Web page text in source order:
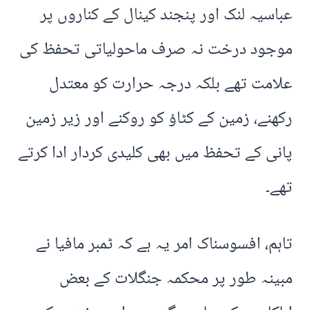
عباسیہ لنک اور پنجند کینال کے کناروں پر
موجود درخت نہ صرف ماحولیاتی تحفظ کی
علامت تھے بلکہ درجہ حرارت کو معتدل
رکھنے، زمین کے کٹاؤ کو روکنے اور زیر زمین
پانی کے تحفظ میں بھی کلیدی کردار ادا کرتے
تھے۔
تاہم، افسوسناک امر یہ ہے کہ ٹمبر مافیا نے
مبینہ طور پر محکمہ جنگلات کے بعض